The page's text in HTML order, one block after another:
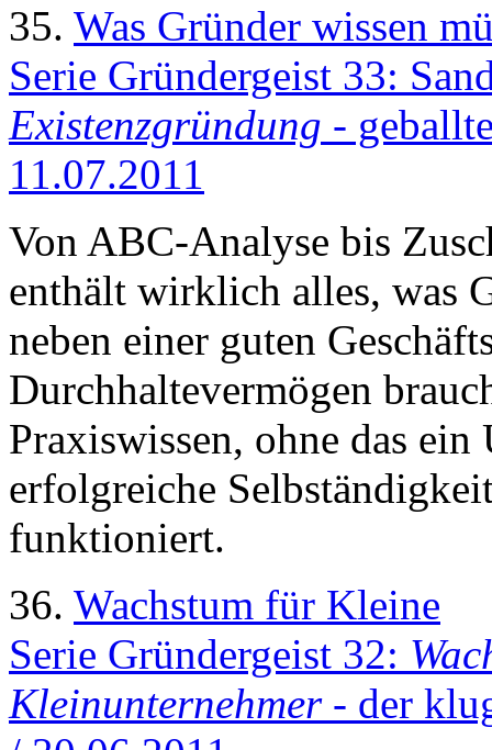
35. Was Gründer wissen
Serie Gründergeist 33:
Existenzgründung -
11.07.2011
Von ABC-Analyse bis
enthält wirklich alles, was
neben einer guten
Durchhaltevermögen
Praxiswissen, ohne das
erfolgreiche
funktioniert.
36. Wachstum für Kleine
Serie Gründergeist 32:
Kleinunternehmer- der